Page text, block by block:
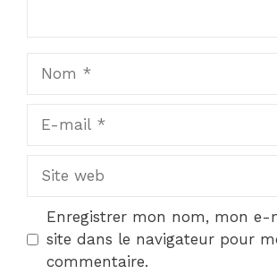
mail
web
Enregistrer mon nom, mon e-
site dans le navigateur pour
commentaire.